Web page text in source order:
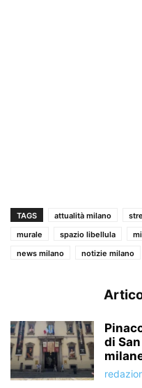
TAGS attualità milano
murale
spazio libellula
news milano
notizie milano
di